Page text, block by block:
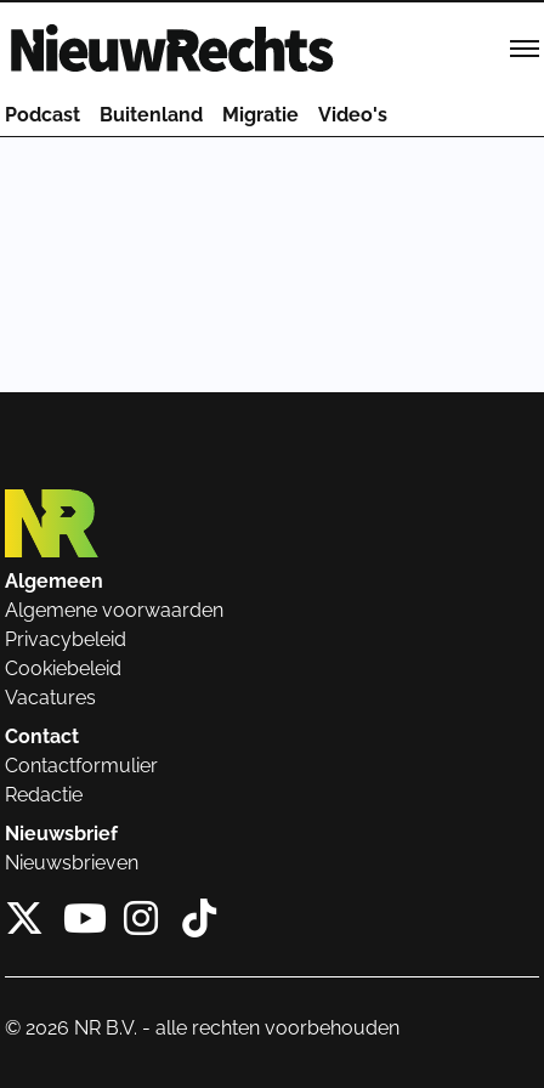
Homepage van NieuwRechts
Podcast Buitenland Migratie Video's
Algemeen
Algemene voorwaarden
Privacybeleid
Cookiebeleid
Vacatures
Contact
Contactformulier
Redactie
Nieuwsbrief
Nieuwsbrieven
X van NieuwRechts
Instagram van
Tiktok van
© 2026 NR B.V. - alle rechten voorbehouden